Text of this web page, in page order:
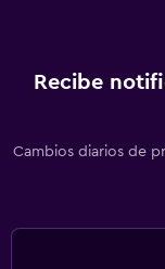
Recibe
Cambios diarios de